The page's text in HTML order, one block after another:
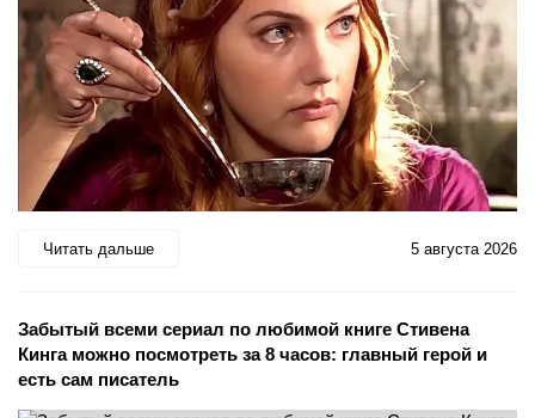
Читать дальше 5 августа 2026
Забытый всеми сериал по любимой книге Стивена
Кинга можно посмотреть за 8 часов: главный герой и
есть сам писатель